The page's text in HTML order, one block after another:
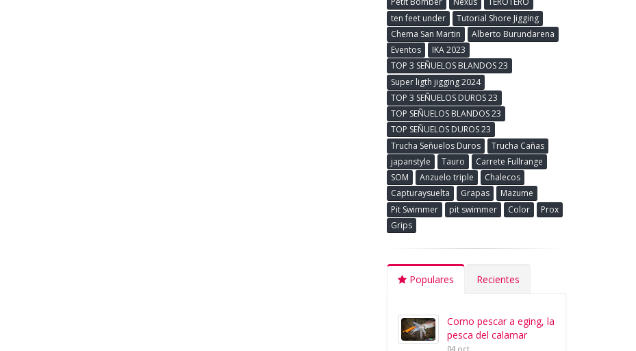
ten feet under
Tutorial Shore Jigging
Chema San Martin
Alberto Burundarena
Eventos
IKA 2023
TOP 3 SEÑUELOS BLANDOS 23
Super ligth jigging 2024
TOP 3 SEÑUELOS DUROS 23
TOP SEÑUELOS BLANDOS 23
TOP SEÑUELOS DUROS 23
Trucha Señuelos Duros
Trucha Cañas
japanstyle
Tauro
Carrete Fullrange
SOM
Anzuelo triple
Chalecos
Capturaysuelta
Grapas
Mazume
Pit Swimmer
pit swimmer Color
Prox
Grips
Populares Recientes
Como pescar a eging, la
pesca del calamar
04 oct